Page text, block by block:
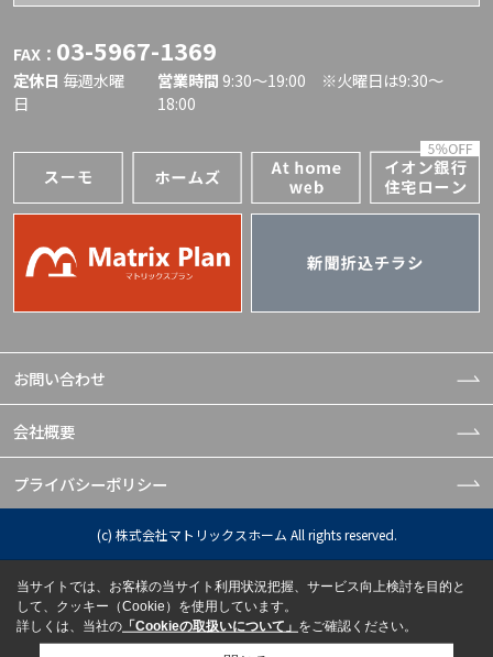
FAX： 03-5967-1369
定休日 毎週水曜
日
営業時間 9:30〜19:00 ※火曜日は9:30～
18:00
お問い合わせ
会社概要
プライバシーポリシー
(c) 株式会社マトリックスホーム All rights reserved.
当サイトでは、お客様の当サイト利用状況把握、サービス向上検討を目的と
して、クッキー（Cookie）を使用しています。
詳しくは、当社の 「Cookieの取扱いについて」 をご確認ください。